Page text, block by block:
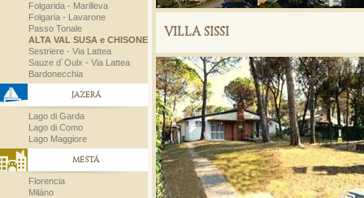
Folgarida - Marilleva
Folgaria - Lavarone
Passo Tonale
ALTA VAL SUSA e CHISONE
Sestriere - Via Lattea
Sauze d´Oulx - Via Lattea
Bardonecchia
JAZERÁ
Lago di Garda
Lago di Como
Lago Maggiore
MESTÁ
Florencia
Miláno
VILLA SISSI